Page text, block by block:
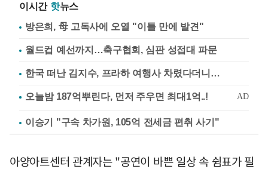
이시간 핫뉴스
방은희, 母 고독사에 오열 "이틀 만에 발견"
월드컵 예선까지…축구협회, 심판 성접대 파문
한국 떠난 김지수, 프라하 여행사 차렸다더니…
이승기 "구속 차가원, 105억 전세금 편취 사기"
아양아트센터 관계자는 "공연이 바쁜 일상 속 쉼표가 필